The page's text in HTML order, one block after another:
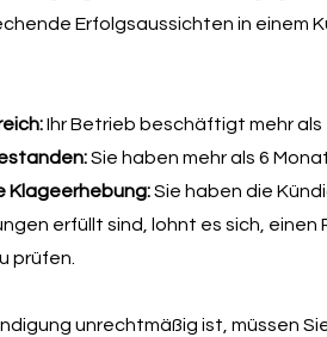
Erfolgsaussichten in einem
Ihr Betrieb beschäftigt mehr als
Sie haben mehr als 6
Klageerhebung:Sie haben die
erfüllt sind, lohnt es sich,
prüfen.
unrechtmäßig ist, müssen